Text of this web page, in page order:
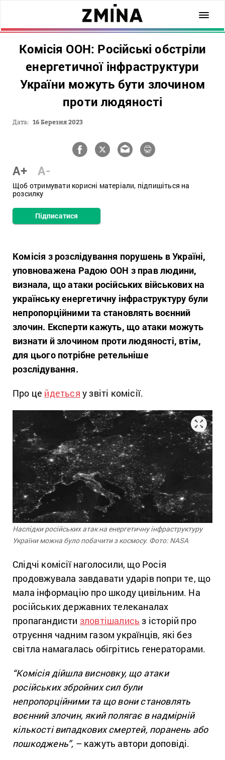
Комісія ООН: Російські обстріли
енергетичної інфраструктури
України можуть бути злочином
проти людяності
Дата: 16 Березня 2023
A+ A-
Щоб отримувати корисні матеріали, підпишіться на
розсилку
Підписатися
Комісія з розслідування порушень в Україні,
уповноважена Радою ООН з прав людини,
визнала, що атаки російських військових на
українську енергетичну інфраструктуру були
непропорційними та становлять воєнний
злочин. Експерти кажуть, що атаки можуть
визнати й злочином проти людяності, втім,
для цього потрібне ретельніше
розслідування.
Про це йдеться у звіті комісії.
Наслідки російських атак на енергетичну інфраструктуру
України можна було побачити з космосу. Фото: NASA
Слідчі комісії наголосили, що Росія
продовжувала завдавати ударів попри те, що
мала інформацію про шкоду цивільним. На
російських державних телеканалах
пропагандисти зловтішались з історій про
отруєння чадним газом українців, які без
світла намагалась обігрітись генераторами.
“Комісія дійшла висновку, що атаки
російських збройних сил були
непропорційними та що вони становлять
воєнний злочин, який полягає в надмірній
кількості випадкових смертей, поранень або
пошкоджень”, – кажуть автори доповіді.